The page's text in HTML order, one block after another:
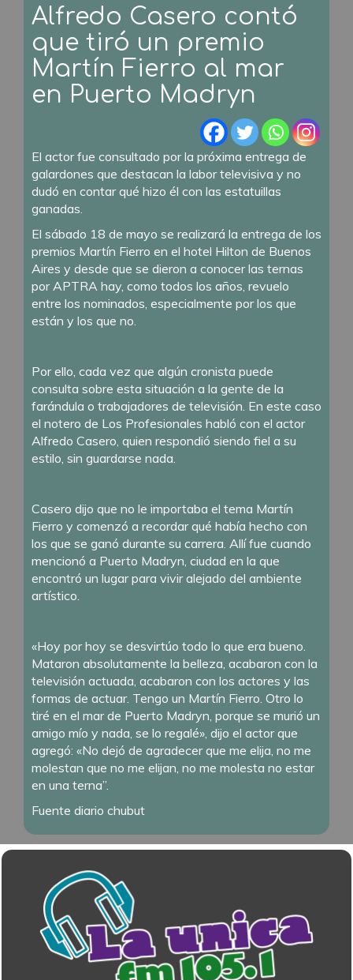
Alfredo Casero contó
que tiró un premio
Martín Fierro al mar
en Puerto Madryn
El actor fue consultado por la próxima entrega de
galardones que destacan la labor televisiva y no
dudó en contar qué hizo él con las estatuillas
ganadas.
El sábado 18 de mayo se realizará la entrega de los
premios Martín Fierro en el hotel Hilton de Buenos
Aires y desde que se dieron a conocer las ternas
por APTRA hay, como todos los años, revuelo
entre los nominados, especialmente por los que
están y los que no.
Por ello, cada vez que algún cronista puede
consulta sobre esta situación a la gente de la
farándula o trabajadores de televisión. En este caso
el notero de Los Profesionales habló con el actor
Alfredo Casero, quien respondió siendo fiel a su
estilo, sin guardarse nada.
Casero dijo que no le importaba el tema Martín
Fierro y comenzó a recordar qué había hecho con
los que se ganó durante su carrera. Allí fue cuando
mencionó a Puerto Madryn, ciudad en la que
encontró un lugar para vivir alejado del ambiente
artístico.
«Hoy por hoy se desvirtúo todo lo que era bueno.
Mataron absolutamente la belleza, acabaron con la
televisión actuada, acabaron con los actores y las
formas de actuar. Tengo un Martín Fierro. Otro lo
tiré en el mar de Puerto Madryn, porque se murió un
amigo mío y nada, se lo regalé», dijo el actor que
agregó: «No dejó de agradecer que me elija, no me
molestan que no me elijan, no me molesta no estar
en una terna”.
Fuente diario chubut